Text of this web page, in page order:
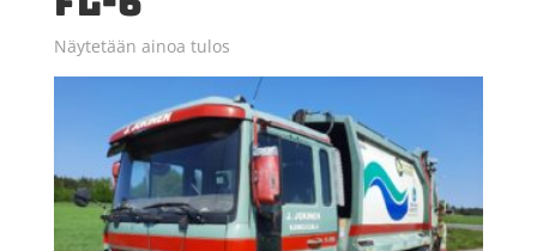
Näytetään ainoa tulos